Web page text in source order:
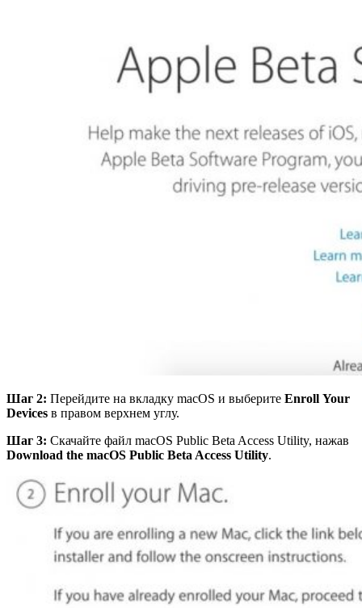
Шаг 2: Перейдите на вкладку macOS и выберите Enroll Your
Devices в правом верхнем углу.
Шаг 3: Скачайте файл macOS Public Beta Access Utility, нажав
Download the macOS Public Beta Access Utility.